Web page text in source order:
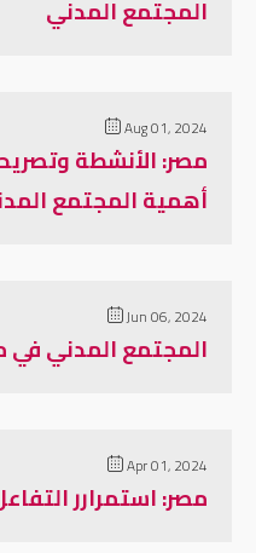
المجتمع المدني
Aug 01, 2024
مصر: الأنشطة
أهمية المجتمع
Jun 06, 2024
المجتمع المدني في
Apr 01, 2024
مصر: استمرارر